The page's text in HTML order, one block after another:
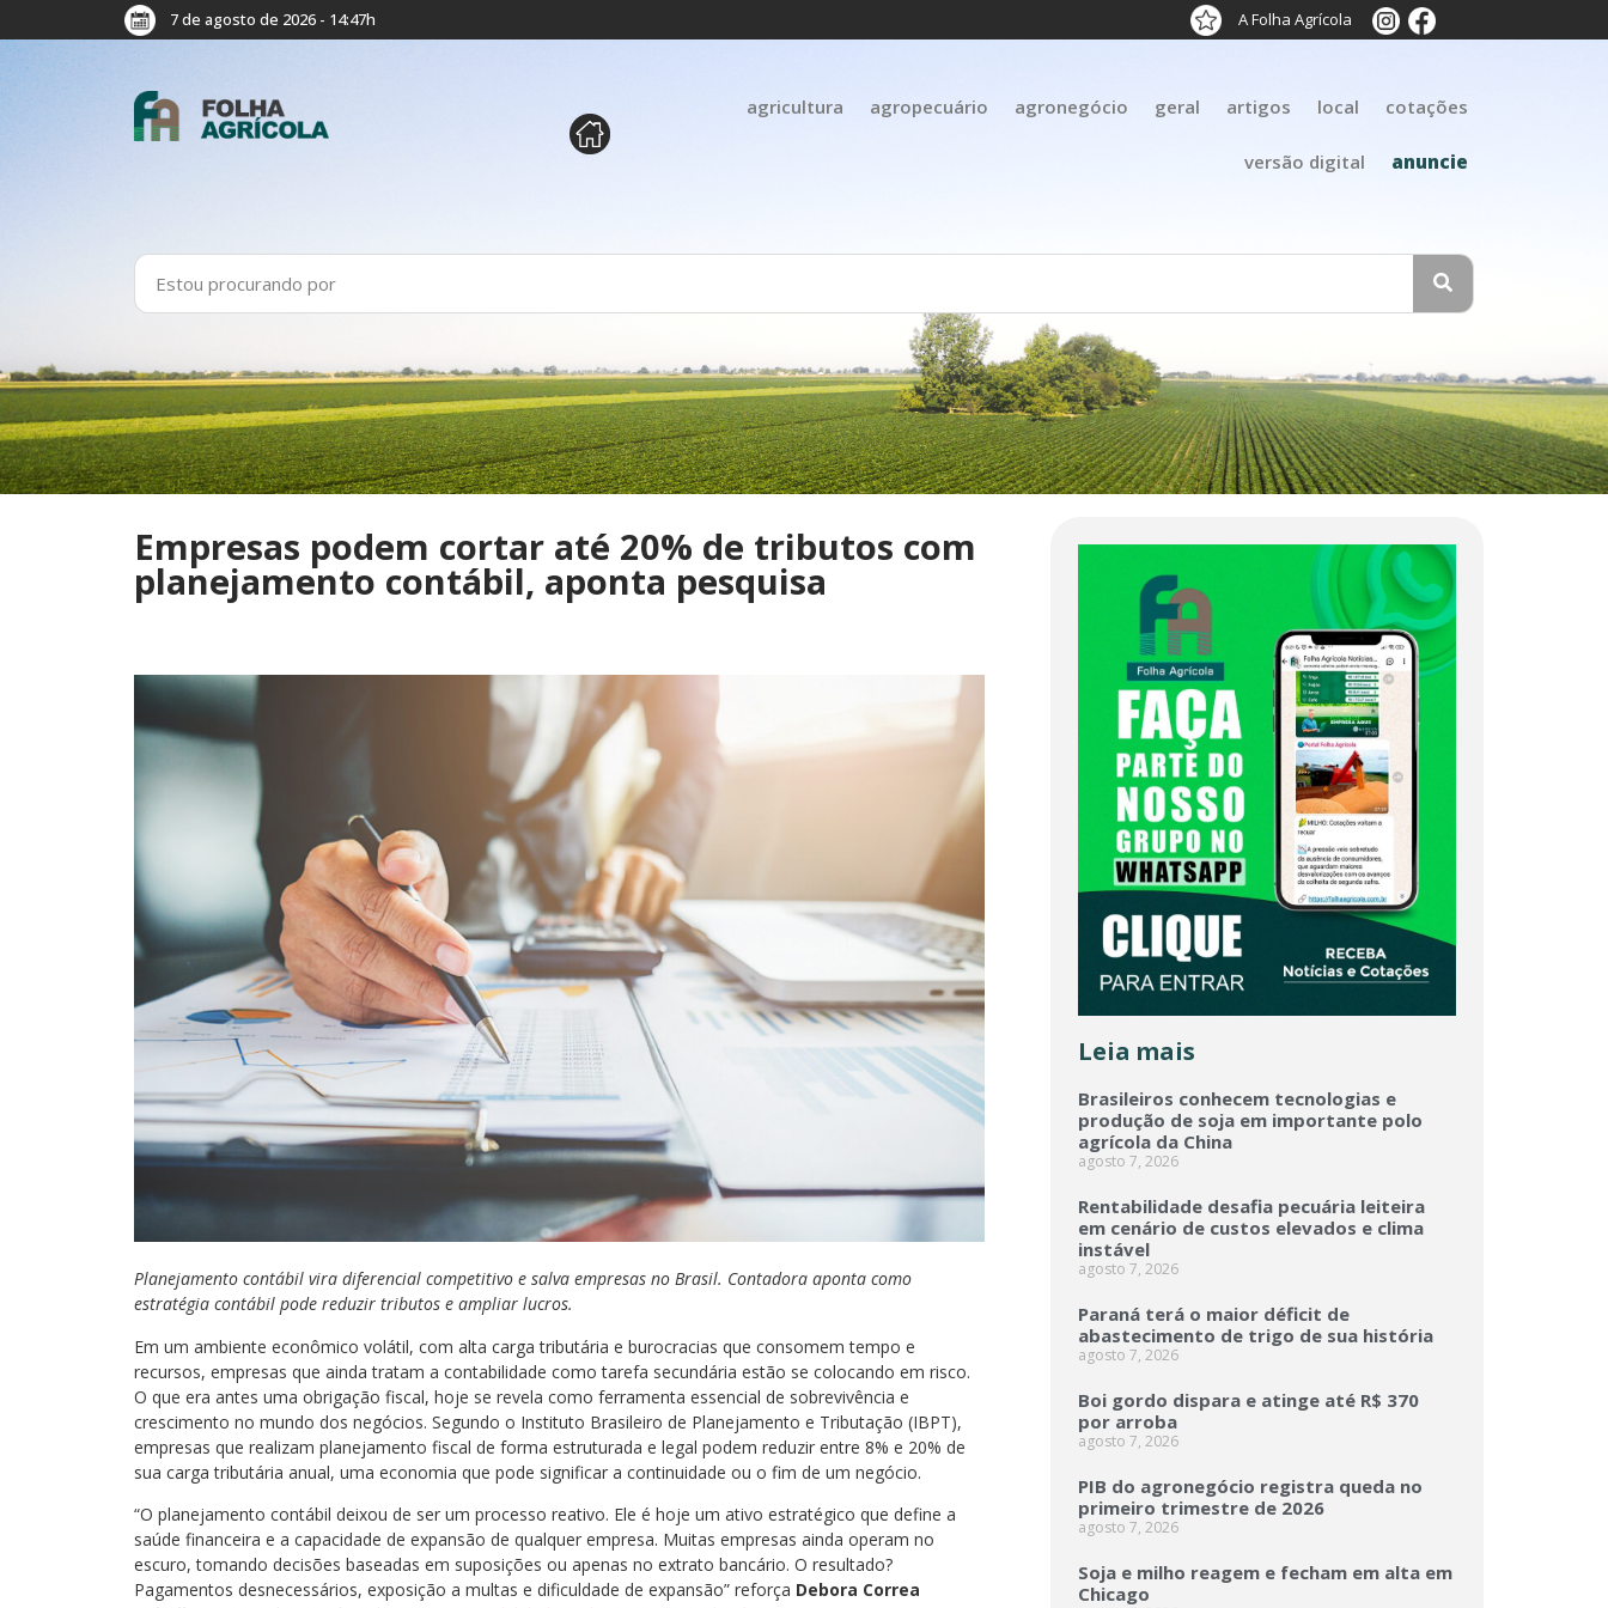
7 de agosto de 2026 - 14:47h A Folha Agrícola
agricultura agropecuário agronegócio geral artigos local cotações
versão digital anuncie
Empresas podem cortar até 20% de tributos com
planejamento contábil, aponta pesquisa
Planejamento contábil vira diferencial competitivo e salva empresas no Brasil. Contadora aponta como
estratégia contábil pode reduzir tributos e ampliar lucros.
Em um ambiente econômico volátil, com alta carga tributária e burocracias que consomem tempo e
recursos, empresas que ainda tratam a contabilidade como tarefa secundária estão se colocando em risco.
O que era antes uma obrigação fiscal, hoje se revela como ferramenta essencial de sobrevivência e
crescimento no mundo dos negócios. Segundo o Instituto Brasileiro de Planejamento e Tributação (IBPT),
empresas que realizam planejamento fiscal de forma estruturada e legal podem reduzir entre 8% e 20% de
sua carga tributária anual, uma economia que pode significar a continuidade ou o fim de um negócio.
“O planejamento contábil deixou de ser um processo reativo. Ele é hoje um ativo estratégico que define a
saúde financeira e a capacidade de expansão de qualquer empresa. Muitas empresas ainda operam no
escuro, tomando decisões baseadas em suposições ou apenas no extrato bancário. O resultado?
Pagamentos desnecessários, exposição a multas e dificuldade de expansão” reforça Debora Correa
Leia mais
Brasileiros conhecem tecnologias e
produção de soja em importante polo
agrícola da China
agosto 7, 2026
Rentabilidade desafia pecuária leiteira
em cenário de custos elevados e clima
instável
agosto 7, 2026
Paraná terá o maior déficit de
abastecimento de trigo de sua história
agosto 7, 2026
Boi gordo dispara e atinge até R$ 370
por arroba
agosto 7, 2026
PIB do agronegócio registra queda no
primeiro trimestre de 2026
agosto 7, 2026
Soja e milho reagem e fecham em alta em
Chicago